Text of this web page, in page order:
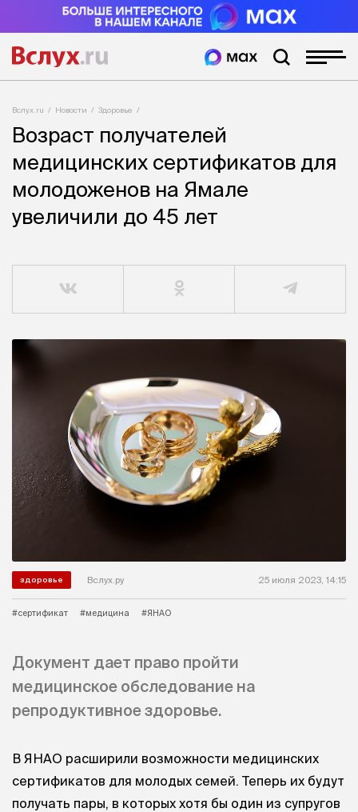
Вслух.ru Новости Здоровье
Возраст получателей
медицинских сертификатов для
молодоженов на Ямале
увеличили до 45 лет
здоровье Вслух.ру 25 июля 2023, 14:15
#сертификат #медицина #ЯНАО
Документ дает право пройти
медицинское обследование на
репродуктивное здоровье.
В ЯНАО расширили возможности медицинских
сертификатов для молодых семей. Теперь их будут
получать пары, в которых хотя бы один из супругов